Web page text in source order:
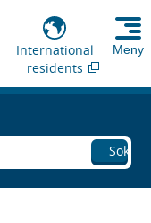
International
residents
Meny
Sök